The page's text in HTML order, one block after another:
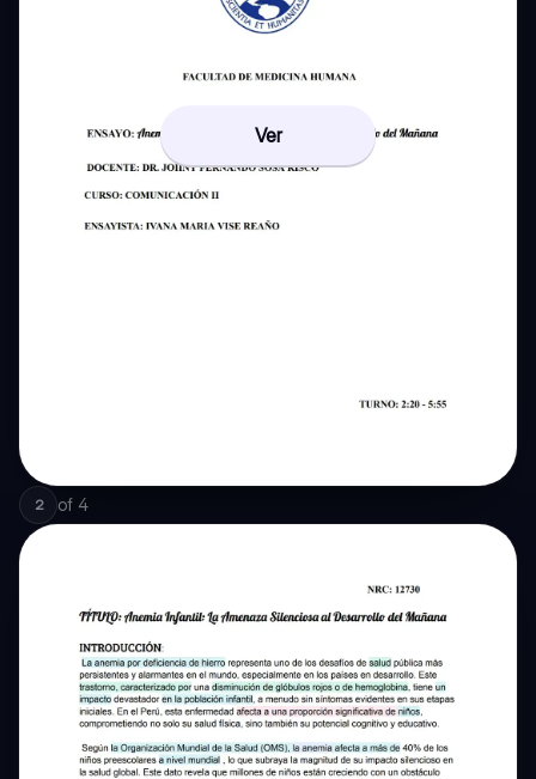
Ver
2 of 4